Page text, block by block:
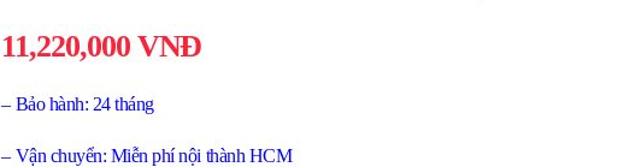
11,220,000 VNĐ
– Bảo hành: 24 tháng
– Vận chuyển: Miễn phí nội thành HCM